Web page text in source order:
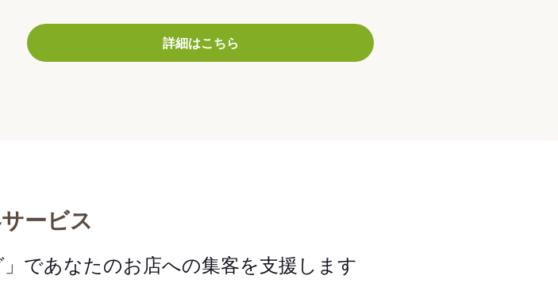
詳細はこちら
ービス
であなたのお店への集客を支援します